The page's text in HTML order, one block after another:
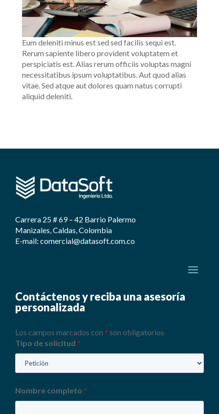
Eum deleniti minus est sed sed facilis sequi est.
Rerum sapiente libero provident voluptatem et
perspiciatis est. Alias rerum officiis voluptas magni
necessitatibus ipsum voluptatibus. Aut quod alias
vitae. Sed atque aut dolores quam natus corrupti
aliquid deleniti.
Carrera 25 # 69 – 42 Barrio Palermo
Manizales, Caldas, Colombia
E-mail: comercial@datasoft.com.co
Contáctenos y reciba una asesoría
personalizada
Los campos marcados con* son obligatorios
Tipo de solicitud *
Nombre completo *